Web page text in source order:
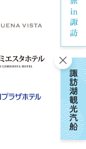
バナ